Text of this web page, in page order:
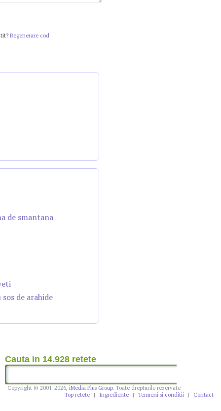
Regenerare cod
de smantana
de arahide
Cauta in 14.928 retete
Copyright © 2001-2026, iMedia Plus Group. Toate drepturile rezervate
Top retete
| Ingrediente | Termeni si conditii | Contact